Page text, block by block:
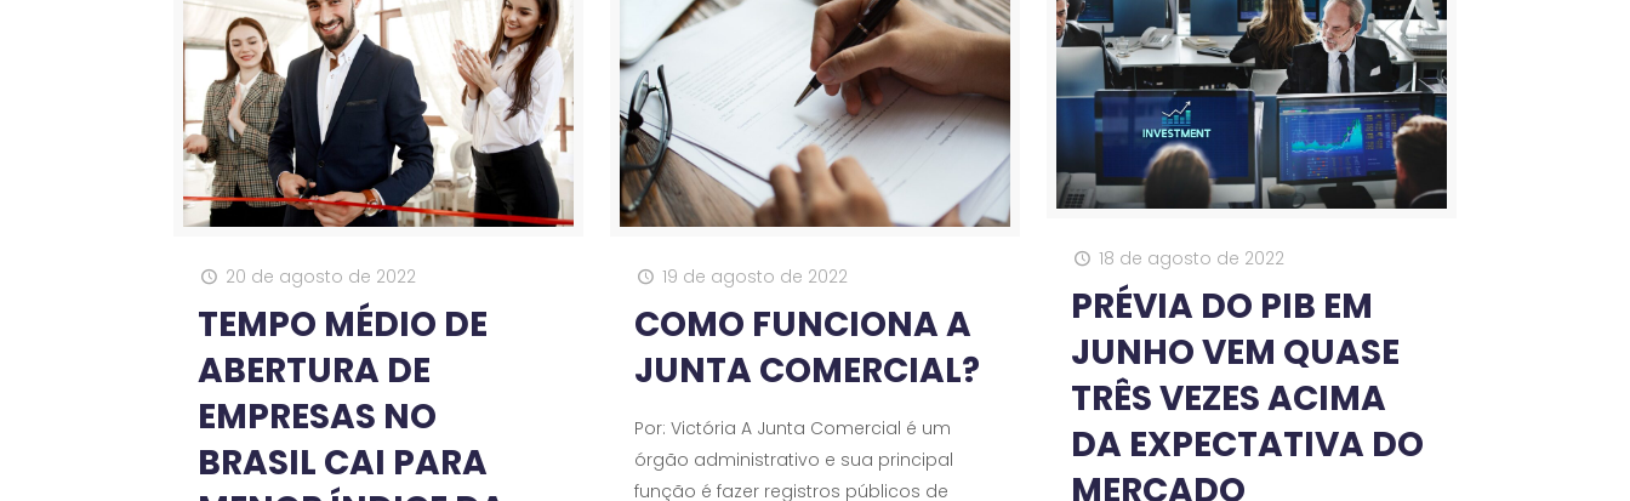
20 de agosto de 2022
TEMPO MÉDIO DE
ABERTURA DE
EMPRESAS NO
BRASIL CAI PARA
19 de agosto de 2022
COMO FUNCIONA A
JUNTA COMERCIAL?
Por: Victória A Junta Comercial é um
órgão administrativo e sua principal
função é fazer registros públicos de
18 de agosto de 2022
PRÉVIA DO PIB EM
JUNHO VEM QUASE
TRÊS VEZES ACIMA
DA EXPECTATIVA DO
MERCADO